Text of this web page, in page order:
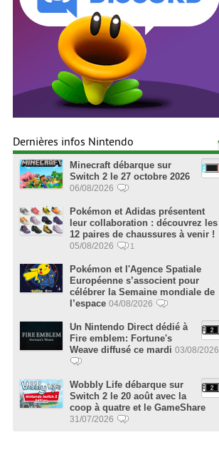
Dernières infos Nintendo
Minecraft débarque sur
Switch 2 le 27 octobre 2026
06/08/2026
Pokémon et Adidas présentent
leur collaboration : découvrez les
12 paires de chaussures à venir !
05/08/2026 1
Pokémon et l'Agence Spatiale
Européenne s’associent pour
célébrer la Semaine mondiale de
l’espace 04/08/2026
Un Nintendo Direct dédié à
Fire emblem: Fortune's
Weave diffusé ce mardi 03/08/2026
Wobbly Life débarque sur
Switch 2 le 20 août avec la
coop à quatre et le GameShare
31/07/2026